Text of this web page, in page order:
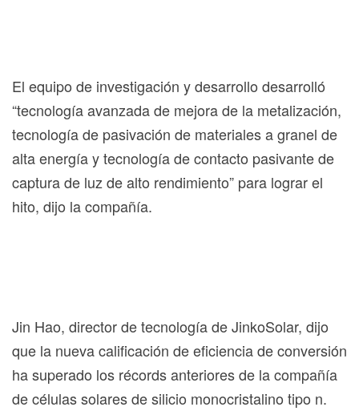
El equipo de investigación y desarrollo desarrolló
“tecnología avanzada de mejora de la metalización,
tecnología de pasivación de materiales a granel de
alta energía y tecnología de contacto pasivante de
captura de luz de alto rendimiento” para lograr el
hito, dijo la compañía.
Jin Hao, director de tecnología de JinkoSolar, dijo
que la nueva calificación de eficiencia de conversión
ha superado los récords anteriores de la compañía
de células solares de silicio monocristalino tipo n.